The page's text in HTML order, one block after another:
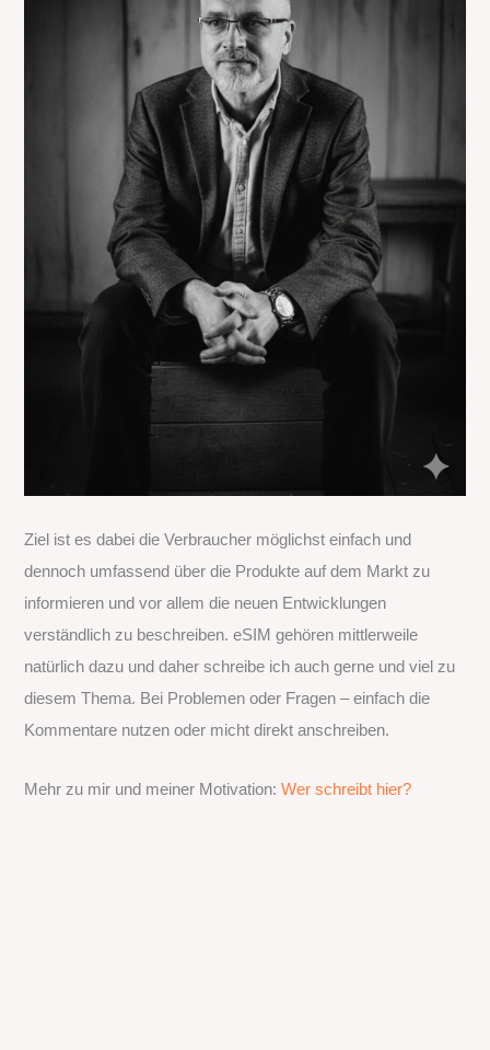
Ziel ist es dabei die Verbraucher möglichst einfach und
dennoch umfassend über die Produkte auf dem Markt zu
informieren und vor allem die neuen Entwicklungen
verständlich zu beschreiben. eSIM gehören mittlerweile
natürlich dazu und daher schreibe ich auch gerne und viel zu
diesem Thema. Bei Problemen oder Fragen – einfach die
Kommentare nutzen oder micht direkt anschreiben.
Mehr zu mir und meiner Motivation:Wer schreibt hier?